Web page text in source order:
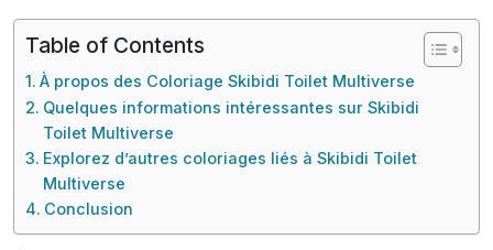
Table of Contents
À propos des Coloriage Skibidi Toilet Multiverse
Quelques informations intéressantes sur Skibidi
Toilet Multiverse
Explorez d’autres coloriages liés à Skibidi Toilet
Multiverse
Conclusion